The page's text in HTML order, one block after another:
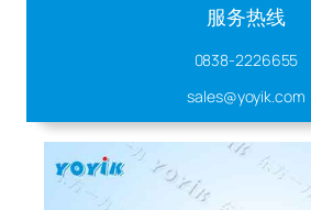
服务热线
0838-2226655
sales@yoyik.com